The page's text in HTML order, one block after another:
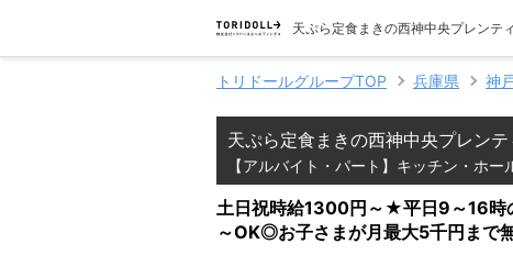
天ぷら定食まきの西神中央プレンテ
トリドールグループTOP 兵庫県 神
天ぷら定食まきの西神中央プレンテ
【アルバイト・パート】キッチン・ホ
土日祝時給1300円～★平日9～16時
～OK◎お子さまが月最大5千円まで